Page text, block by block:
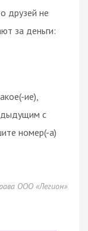
друзей не
за деньги:
ие),
с
номер(-а)
ООО «Легион»